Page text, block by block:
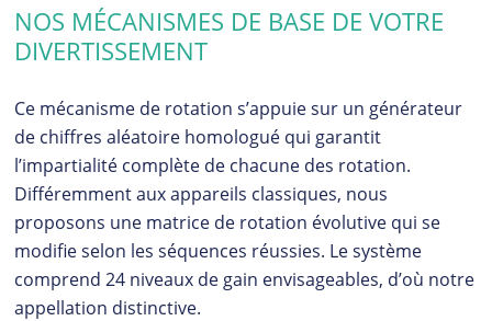
NOS MÉCANISMES DE BASE DE VOTRE
DIVERTISSEMENT
Ce mécanisme de rotation s’appuie sur un générateur
de chiffres aléatoire homologué qui garantit
l’impartialité complète de chacune des rotation.
Différemment aux appareils classiques, nous
proposons une matrice de rotation évolutive qui se
modifie selon les séquences réussies. Le système
comprend 24 niveaux de gain envisageables, d’où notre
appellation distinctive.